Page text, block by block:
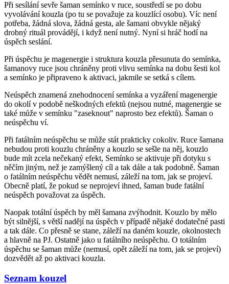
Při sesílání sevře šaman semínko v ruce, soustředí se po dobu
vyvolávání kouzla (po tu se považuje za kouzlící osobu). Víc není
potřeba, žádná slova, žádná gesta, ale šamani obvykle nějaký
drobný rituál provádějí, i když není nutný. Nyní si hráč hodí na
úspěch seslání.
Při úspěchu je magenergie i struktura kouzla přesunuta do semínka,
šamanovy ruce jsou chráněny proti vlivu semínka na dobu šesti kol
a semínko je připraveno k aktivaci, jakmile se setká s cílem.
Neúspěch znamená znehodnocení semínka a vyzáření magenergie
do okolí v podobě neškodných efektů (nejsou nutné, magenergie se
také může v semínku "zaseknout" naprosto bez efektů). Šaman o
neúspěchu ví.
Při fatálním neúspěchu se může stát prakticky cokoliv. Ruce šamana
nebudou proti kouzlu chráněny a kouzlo se sešle na něj, kouzlo
bude mít zcela nečekaný efekt, Semínko se aktivuje při dotyku s
něčím jiným, než je zamýšlený cíl a tak dále a tak podobně. Šaman
o fatálním neúspěchu vědět nemusí, záleží na tom, jak se projeví.
Obecně platí, že pokud se neprojeví ihned, šaman bude fatální
neúspěch považovat za úspěch.
Naopak totální úspěch by měl šamana zvýhodnit. Kouzlo by mělo
být silnější, s větší nadějí na úspěch v případě nějaké dodatečné pasti
a tak dále. Co přesně se stane, záleží na daném kouzle, okolnostech
a hlavně na PJ. Ostatně jako u fatálního neúspěchu. O totálním
úspěchu se šaman může (nemusí, opět záleží na tom, jak se projeví)
dozvědět až po aktivaci kouzla.
Seznam kouzel